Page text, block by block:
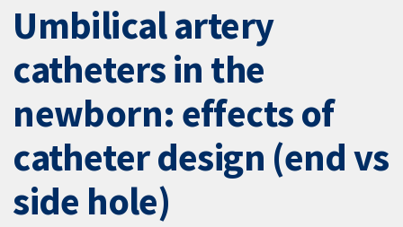
Umbilical artery
catheters in the
newborn: effects of
catheter design (end vs
side hole)